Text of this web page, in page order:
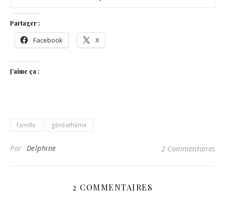
Partager :
Facebook X
J’aime ça :
famille généathème
Par Delphine 2 Commentaires
2 COMMENTAIRES